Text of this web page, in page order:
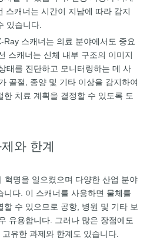
스캐너는 시간이 지남에 따라 감지
있습니다.
Ray 스캐너는 의료 분야에서도 중요
스캐너는 신체 내부 구조의 이미지
태를 진단하고 모니터링하는 데 사
골절, 종양 및 기타 이상을 감지하여
한 치료 계획을 결정할 수 있도록 도
와 한계
혁명을 일으켰으며 다양한 산업 분야
다. 이 스캐너를 사용하면 물체를
할 수 있으므로 공항, 병원 및 기타 보
유용합니다. 그러나 많은 장점에도
유한 과제와 한계도 있습니다.